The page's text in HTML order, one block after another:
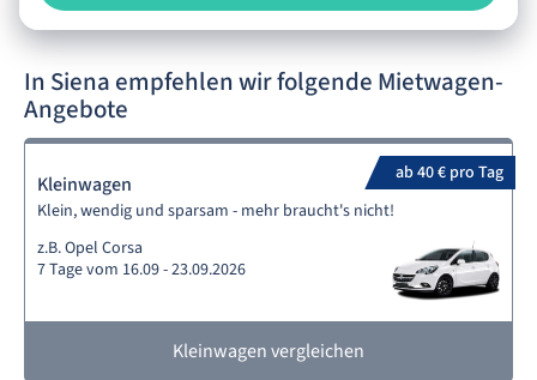
In Siena empfehlen wir folgende Mietwagen-
Angebote
ab 40 € pro Tag
Kleinwagen
Klein, wendig und sparsam - mehr braucht's nicht!
z.B. Opel Corsa
7 Tage vom 16.09 - 23.09.2026
Kleinwagen vergleichen